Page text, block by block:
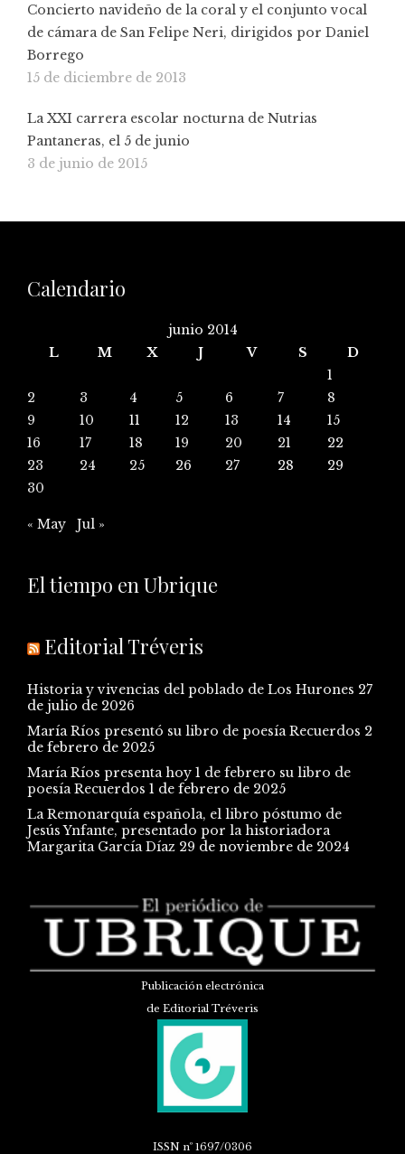
Concierto navideño de la coral y el conjunto vocal
de cámara de San Felipe Neri, dirigidos por Daniel
Borrego
15 de diciembre de 2013
La XXI carrera escolar nocturna de Nutrias
Pantaneras, el 5 de junio
3 de junio de 2015
Calendario
junio 2014
L
M X J V S
D
1
2
3 4 5 6 7
8
9
10 11 12 13 14
15
16
17 18 19 20 21
22
23
24 25 26 27 28
29
30
« May Jul »
El tiempo en Ubrique
Editorial Tréveris
Historia y vivencias del poblado de Los Hurones 27
de julio de 2026
María Ríos presentó su libro de poesía Recuerdos 2
de febrero de 2025
María Ríos presenta hoy 1 de febrero su libro de
poesía Recuerdos 1 de febrero de 2025
La Remonarquía española, el libro póstumo de
Jesús Ynfante, presentado por la historiadora
Margarita García Díaz 29 de noviembre de 2024
Publicación electrónica
de Editorial Tréveris
ISSN nº 1697/0306